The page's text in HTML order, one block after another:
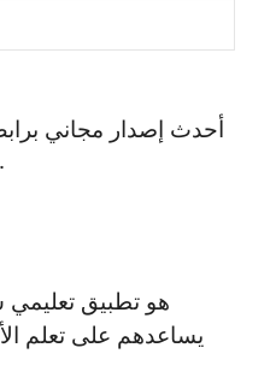
حيث نوصيك بتنزيل تطبيق himawari touch apk وتجربته على الفور.
يساعدهم على تعلم